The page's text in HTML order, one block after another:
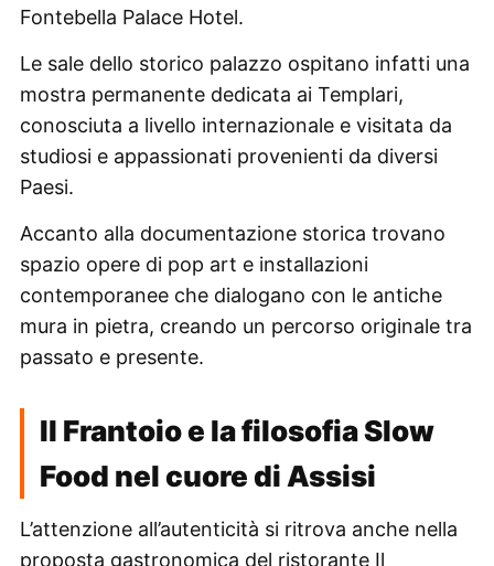
Fontebella Palace Hotel.
Le sale dello storico palazzo ospitano infatti una
mostra permanente dedicata ai Templari,
conosciuta a livello internazionale e visitata da
studiosi e appassionati provenienti da diversi
Paesi.
Accanto alla documentazione storica trovano
spazio opere di pop art e installazioni
contemporanee che dialogano con le antiche
mura in pietra, creando un percorso originale tra
passato e presente.
Il Frantoio e la filosofia Slow
Food nel cuore di Assisi
L’attenzione all’autenticità si ritrova anche nella
proposta gastronomica del ristorante Il